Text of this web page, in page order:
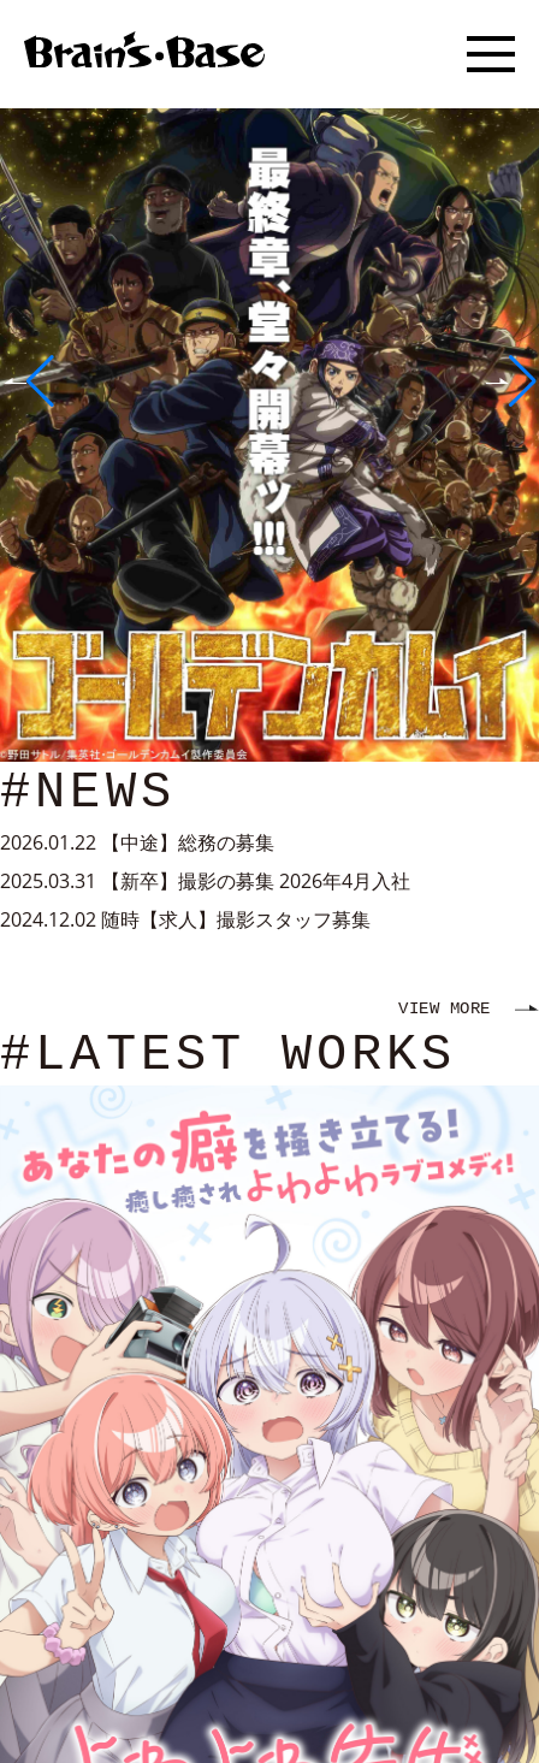
#NEWS
2026.01.22
【中途】総務の募集
2025.03.31
【新卒】撮影の募集 2026年4月入社
2024.12.02随時【求人】撮影スタッフ募集
VIEW MORE
#LATEST WORKS